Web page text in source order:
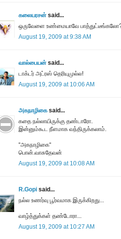
கலையரசன் said...
ஒருவேளை உண்மையாவே
August 19, 2009 at 9:38 AM
வால்பையன் said...
டாக்டர் அட்ரஸ் தெரியுமுல்ல!
August 19, 2009 at 10:06 AM
அகநாழிகை said...
கதை நல்லாயிருக்கு தண்டாரோ.
இன்னும்கூட நீளமாக வந்திருக்கலாம்.
“அகநாழிகை“
பொன்.வாசுதேவன்
August 19, 2009 at 10:08 AM
R.Gopi said...
நல்ல உணர்வு பூர்வமாக இருக்கிறது...
வாழ்த்துக்கள் தண்டோரா...
August 19, 2009 at 10:27 AM